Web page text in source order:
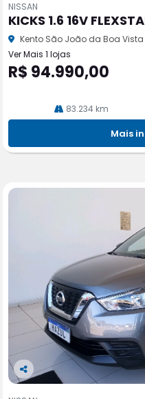
pa
rtil
he
NISSAN
KICKS 1.6 16V
Kento São João da Boa Vista
Ver Mais 1 lojas
R$ 94.990,00
83.234 km
Mais
Co